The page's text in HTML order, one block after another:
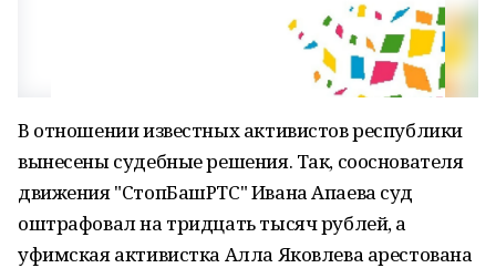
В отношении известных активистов республики
вынесены судебные решения. Так, сооснователя
движения "СтопБашРТС" Ивана Апаева суд
оштрафовал на тридцать тысяч рублей, а
уфимская активистка Алла Яковлева арестована